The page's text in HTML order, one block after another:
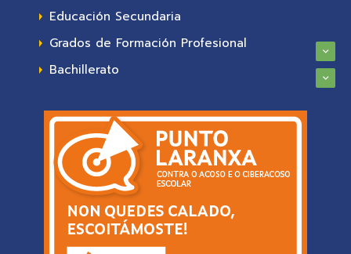
Educación Secundaria
Grados de Formación Profesional
Bachillerato